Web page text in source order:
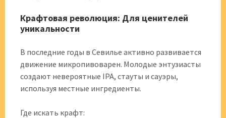
Крафтовая революция: Для ценителей
уникальности
В последние годы в Севилье активно развивается
движение микропивоварен. Молодые энтузиасты
создают невероятные IPA, стауты и сауэры,
используя местные ингредиенты.
Где искать крафт: